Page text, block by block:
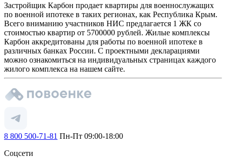
Застройщик Карбон продает квартиры для военнослужащих
по военной ипотеке в таких регионах, как Республика Крым.
Всего вниманию участников НИС предлагается 1 ЖК со
стоимостью квартир от 5700000 рублей. Жилые комплексы
Карбон аккредитованы для работы по военной ипотеке в
различных банках России. С проектными декларациями
можно ознакомиться на индивидуальных страницах каждого
жилого комплекса на нашем сайте.
8 800 500-71-81 Пн-Пт 09:00-18:00
Соцсети